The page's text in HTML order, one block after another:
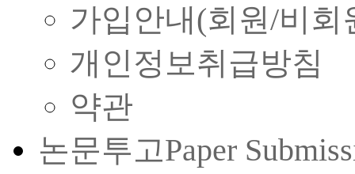
가입안내(회원/비회
개인정보취급방침
약관
논문투고Paper